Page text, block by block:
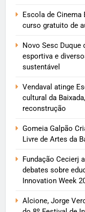
Escola de Cinema
curso gratuito de
Novo Sesc Duque
esportiva e
sustentável
Vendaval atinge
cultural da
reconstrução
Gomeia Galpão
Livre de Artes da
Fundação Cecierj
debates sobre
Innovation Week
Alcione, Jorge